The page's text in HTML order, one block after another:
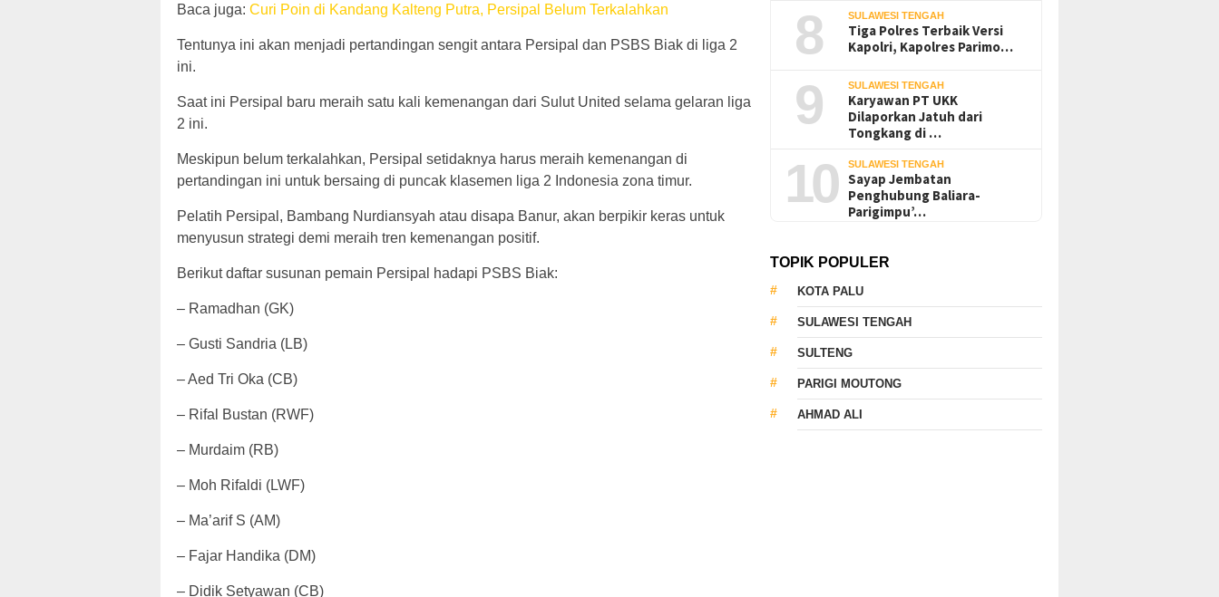
Baca juga: Curi Poin di Kandang Kalteng Putra, Persipal Belum Terkalahkan
Tentunya ini akan menjadi pertandingan sengit antara Persipal dan PSBS Biak di liga 2
ini.
Saat ini Persipal baru meraih satu kali kemenangan dari Sulut United selama gelaran liga
2 ini.
Meskipun belum terkalahkan, Persipal setidaknya harus meraih kemenangan di
pertandingan ini untuk bersaing di puncak klasemen liga 2 Indonesia zona timur.
Pelatih Persipal, Bambang Nurdiansyah atau disapa Banur, akan berpikir keras untuk
menyusun strategi demi meraih tren kemenangan positif.
Berikut daftar susunan pemain Persipal hadapi PSBS Biak:
– Ramadhan (GK)
– Gusti Sandria (LB)
– Aed Tri Oka (CB)
– Rifal Bustan (RWF)
– Murdaim (RB)
– Moh Rifaldi (LWF)
– Ma’arif S (AM)
– Fajar Handika (DM)
– Didik Setyawan (CB)
8 SULAWESI TENGAH
Tiga Polres Terbaik Versi
Kapolri, Kapolres Parimo…
9 SULAWESI TENGAH
Karyawan PT UKK
Dilaporkan Jatuh dari
Tongkang di …
10 SULAWESI TENGAH
Sayap Jembatan
Penghubung Baliara-
Parigimpu’…
TOPIK POPULER
KOTA PALU
SULAWESI TENGAH
SULTENG
PARIGI MOUTONG
AHMAD ALI